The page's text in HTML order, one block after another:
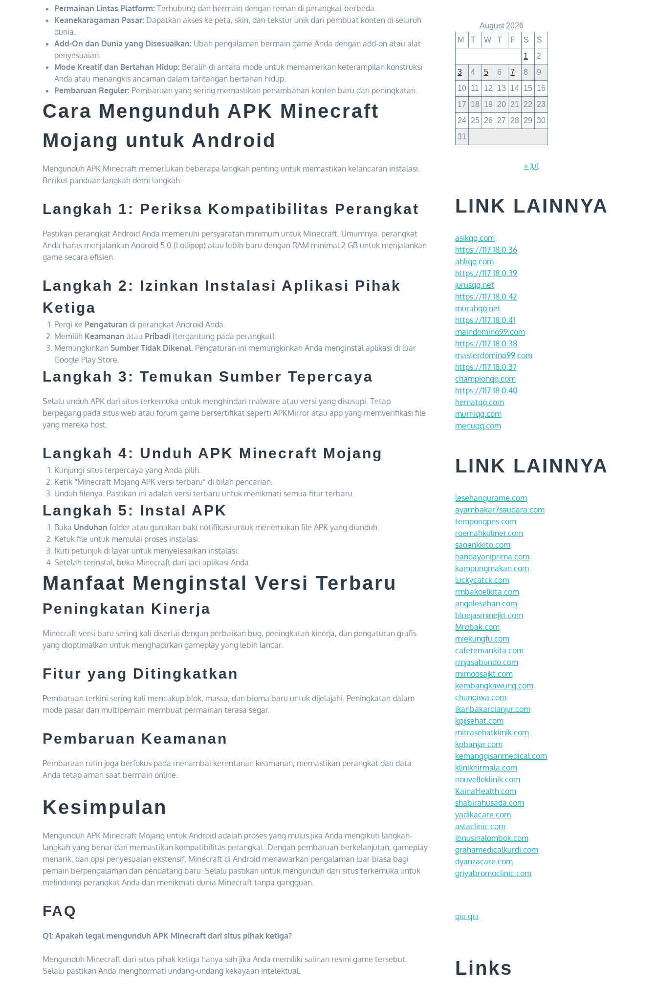
Permainan Lintas Platform: Terhubung dan bermain dengan teman di perangkat berbeda.
Keanekaragaman Pasar: Dapatkan akses ke peta, skin, dan tekstur unik dari pembuat konten di seluruh
dunia.
Add-On dan Dunia yang Disesuaikan: Ubah pengalaman bermain game Anda dengan add-on atau alat
penyesuaian.
Mode Kreatif dan Bertahan Hidup: Beralih di antara mode untuk memamerkan keterampilan konstruksi
Anda atau menangkis ancaman dalam tantangan bertahan hidup.
Pembaruan Reguler: Pembaruan yang sering memastikan penambahan konten baru dan peningkatan.
Cara Mengunduh APK Minecraft
Mojang untuk Android
Mengunduh APK Minecraft memerlukan beberapa langkah penting untuk memastikan kelancaran instalasi.
Berikut panduan langkah demi langkah:
Langkah 1: Periksa Kompatibilitas Perangkat
Pastikan perangkat Android Anda memenuhi persyaratan minimum untuk Minecraft. Umumnya, perangkat
Anda harus menjalankan Android 5.0 (Lollipop) atau lebih baru dengan RAM minimal 2 GB untuk menjalankan
game secara efisien.
Langkah 2: Izinkan Instalasi Aplikasi Pihak
Ketiga
Pergi ke Pengaturan di perangkat Android Anda.
Memilih Keamanan atau Pribadi (tergantung pada perangkat).
Memungkinkan Sumber Tidak Dikenal. Pengaturan ini memungkinkan Anda menginstal aplikasi di luar
Google Play Store.
Langkah 3: Temukan Sumber Tepercaya
Selalu unduh APK dari situs terkemuka untuk menghindari malware atau versi yang disusupi. Tetap
berpegang pada situs web atau forum game bersertifikat seperti APKMirror atau app yang memverifikasi file
yang mereka host.
Langkah 4: Unduh APK Minecraft Mojang
Kunjungi situs terpercaya yang Anda pilih.
Ketik “Minecraft Mojang APK versi terbaru” di bilah pencarian.
Unduh filenya. Pastikan ini adalah versi terbaru untuk menikmati semua fitur terbaru.
Langkah 5: Instal APK
Buka Unduhan folder atau gunakan baki notifikasi untuk menemukan file APK yang diunduh.
Ketuk file untuk memulai proses instalasi.
Ikuti petunjuk di layar untuk menyelesaikan instalasi.
Setelah terinstal, buka Minecraft dari laci aplikasi Anda.
Manfaat Menginstal Versi Terbaru
Peningkatan Kinerja
Minecraft versi baru sering kali disertai dengan perbaikan bug, peningkatan kinerja, dan pengaturan grafis
yang dioptimalkan untuk menghadirkan gameplay yang lebih lancar.
Fitur yang Ditingkatkan
Pembaruan terkini sering kali mencakup blok, massa, dan bioma baru untuk dijelajahi. Peningkatan dalam
mode pasar dan multipemain membuat permainan terasa segar.
Pembaruan Keamanan
Pembaruan rutin juga berfokus pada menambal kerentanan keamanan, memastikan perangkat dan data
Anda tetap aman saat bermain online.
Kesimpulan
Mengunduh APK Minecraft Mojang untuk Android adalah proses yang mulus jika Anda mengikuti langkah-
langkah yang benar dan memastikan kompatibilitas perangkat. Dengan pembaruan berkelanjutan, gameplay
menarik, dan opsi penyesuaian ekstensif, Minecraft di Android menawarkan pengalaman luar biasa bagi
pemain berpengalaman dan pendatang baru. Selalu pastikan untuk mengunduh dari situs terkemuka untuk
melindungi perangkat Anda dan menikmati dunia Minecraft tanpa gangguan.
FAQ
Q1: Apakah legal mengunduh APK Minecraft dari situs pihak ketiga?
Mengunduh Minecraft dari situs pihak ketiga hanya sah jika Anda memiliki salinan resmi game tersebut.
Selalu pastikan Anda menghormati undang-undang kekayaan intelektual.
August 2026
M
T W T F S
S
1
2
3
4 5 6 7 8
9
10 11 12 13 14 15 16
17
18 19 20 21 22
23
24 25 26 27 28 29 30
31
« Jul
LINK LAINNYA
asikqq.com
https://117.18.0.36
ahliqq.com
https://117.18.0.39
jurusqq.net
https://117.18.0.42
murahqq.net
https://117.18.0.41
maindomino99.com
https://117.18.0.38
masterdomino99.com
https://117.18.0.37
championqq.com
https://117.18.0.40
hematqq.com
murniqq.com
menuqq.com
LINK LAINNYA
lesehangurame.com
ayambakar7saudara.com
tempongpns.com
roemahkuliner.com
saoenkkito.com
handayaniprima.com
kampungmakan.com
luckycatck.com
rmbakoelkita.com
angelesehan.com
bluejasminejkt.com
Mrobak.com
miekungfu.com
cafetemankita.com
rmjasabundo.com
mimoosajkt.com
kembangkawung.com
chungiwa.com
ikanbakarcianjur.com
kpjisehat.com
mitrasehatklinik.com
kpbanjar.com
kemanggisanmedical.com
kliniknirmala.com
nouvelleklinik.com
KainaHealth.com
shabirahusada.com
yadikacare.com
astaclinic.com
ibnusinalombok.com
grahamedicalkurdi.com
dyanzacare.com
griyabromoclinic.com
qiu qiu
Links